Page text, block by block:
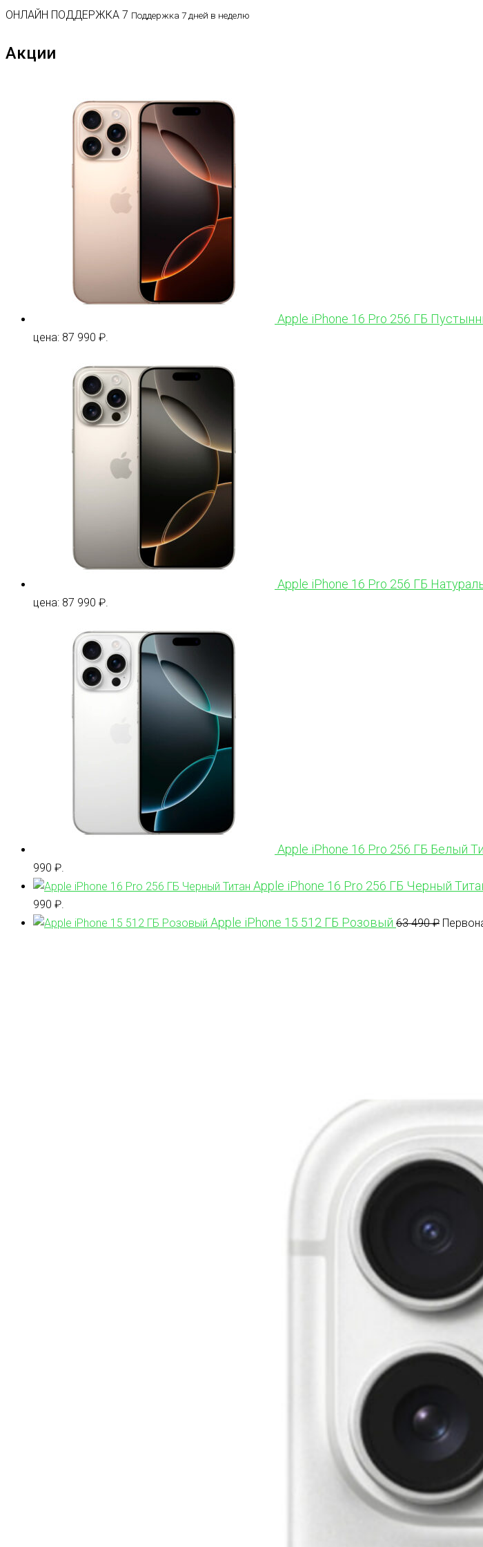
ОНЛАЙН ПОДДЕРЖКА 7 Поддержка 7 дней в неделю
Акции
Apple iPhone 16 Pro 256 ГБ
цена: 87 990 ₽.
Apple iPhone 16 Pro 256 ГБ
цена: 87 990 ₽.
Apple iPhone 16 Pro 256 ГБ Белый
990 ₽.
Apple iPhone 16 Pro 256 ГБ Черный
990 ₽.
Apple iPhone 15 512 ГБ Розовый 63 490₽